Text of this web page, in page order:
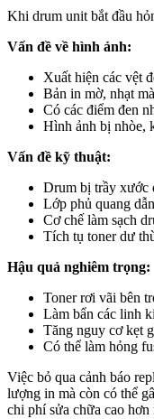
Khi drum unit bắt đầu
Vấn đề về hình ảnh:
Xuất hiện các vệt
Bản in mờ, nhạt
Có các điểm đen
Hình ảnh bị nhòe,
Vấn đề kỹ thuật:
Drum bị trầy xước
Lớp phủ quang
Cơ chế làm sạch
Tích tụ toner dư
Hậu quả nghiêm trọng:
Toner rơi vãi bên
Làm bẩn các linh
Tăng nguy cơ kẹt
Có thể làm hỏng
Việc bỏ qua cảnh báo
lượng in mà còn có thể
chi phí sửa chữa cao